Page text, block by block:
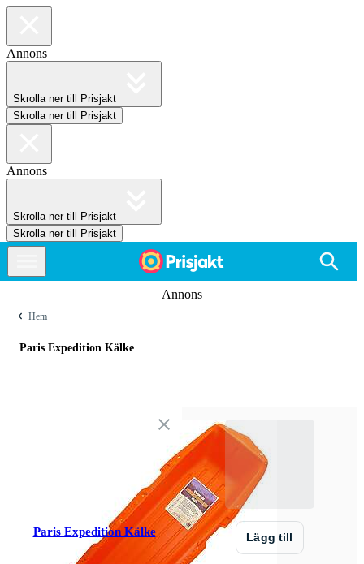
Annons
Skrolla ner till Prisjakt
Skrolla ner till Prisjakt
Annons
Skrolla ner till Prisjakt
Skrolla ner till Prisjakt
Annons
Hem
Paris Expedition Kälke
Paris Expedition Kälke Lägg till